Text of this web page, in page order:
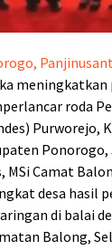
meningkatkan
roda
Purworejo,
Ponorogo,
MSi Camat
desa hasil
di balai
Balong,